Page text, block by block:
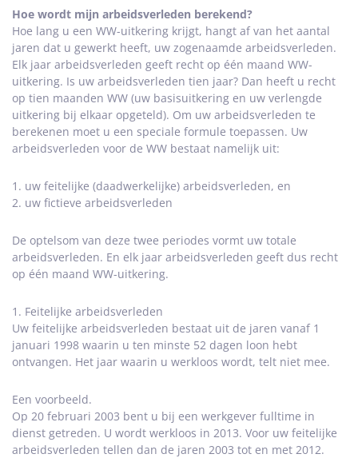
Hoe wordt mijn arbeidsverleden berekend?
Hoe lang u een WW-uitkering krijgt, hangt af van het aantal
jaren dat u gewerkt heeft, uw zogenaamde arbeidsverleden.
Elk jaar arbeidsverleden geeft recht op één maand WW-
uitkering. Is uw arbeidsverleden tien jaar? Dan heeft u recht
op tien maanden WW (uw basisuitkering en uw verlengde
uitkering bij elkaar opgeteld). Om uw arbeidsverleden te
berekenen moet u een speciale formule toepassen. Uw
arbeidsverleden voor de WW bestaat namelijk uit:
1. uw feitelijke (daadwerkelijke) arbeidsverleden, en
2. uw fictieve arbeidsverleden
De optelsom van deze twee periodes vormt uw totale
arbeidsverleden. En elk jaar arbeidsverleden geeft dus recht
op één maand WW-uitkering.
1. Feitelijke arbeidsverleden
Uw feitelijke arbeidsverleden bestaat uit de jaren vanaf 1
januari 1998 waarin u ten minste 52 dagen loon hebt
ontvangen. Het jaar waarin u werkloos wordt, telt niet mee.
Een voorbeeld.
Op 20 februari 2003 bent u bij een werkgever fulltime in
dienst getreden. U wordt werkloos in 2013. Voor uw feitelijke
arbeidsverleden tellen dan de jaren 2003 tot en met 2012.